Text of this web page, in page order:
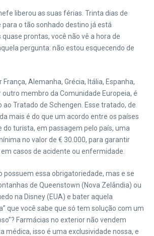
liberou as suas férias. Trinta dias de
para o tão sonhado destino já está
prontas, você não vê a hora de
pergunta: não estou esquecendo de
Alemanha, Grécia, Itália, Espanha,
outro membro da Comunidade Europeia, é
Tratado de Schengen. Esse tratado, de
mais é do que um acordo entre os países
do turista, em passagem pelo país, uma
no valor de € 30.000, para garantir
casos de acidente ou enfermidade.
possuem essa obrigatoriedade, mas e se
de Queenstown (Nova Zelândia) ou
na Disney (EUA) e bater aquela
que você sabe que só tem solução com um
Farmácias no exterior não vendem
médica, isso é uma exclusividade nossa, e